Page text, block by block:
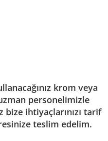
krom veya
personelimizle
ihtiyaçlarınızı tarif
teslim edelim.